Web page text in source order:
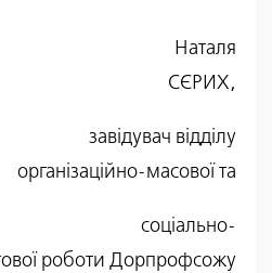
СЄРИХ,
відділу
організаційно-масової та
роботи Дорпрофсожу